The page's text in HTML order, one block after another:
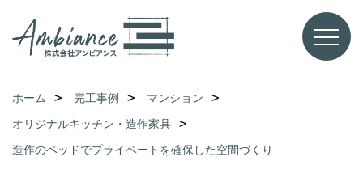
ホーム 完工事例
マンション
オリジナルキッチン・造作家具
造作のベッドでプライベートを確保した空間づくり